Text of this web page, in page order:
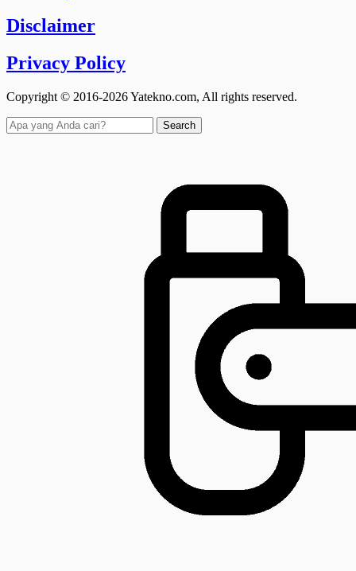
Disclaimer
Privacy Policy
Copyright © 2016-2026 Yatekno.com, All rights reserved.
Search